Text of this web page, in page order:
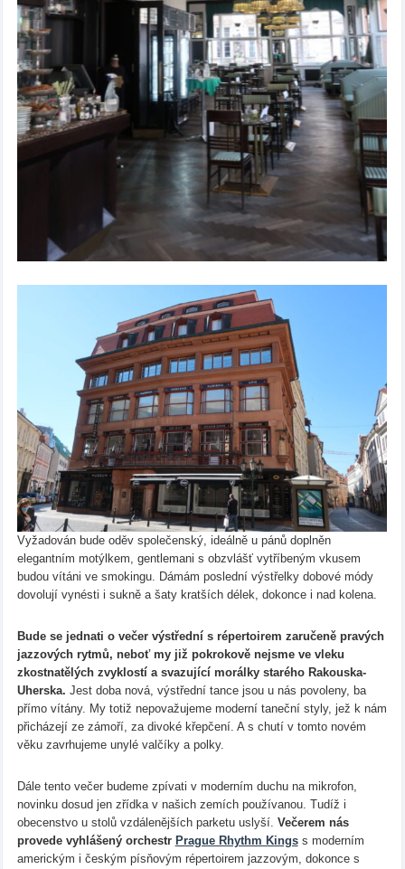
Vyžadován bude oděv společenský, ideálně u pánů doplněn
elegantním motýlkem, gentlemani s obzvlášť vytříbeným vkusem
budou vítáni ve smokingu. Dámám poslední výstřelky dobové módy
dovolují vynésti i sukně a šaty kratších délek, dokonce i nad kolena.
Bude se jednati o večer výstřední s répertoirem zaručeně pravých
jazzových rytmů, neboť my již pokrokově nejsme ve vleku
zkostnatělých zvyklostí a svazující morálky starého Rakouska-
Uherska. Jest doba nová, výstřední tance jsou u nás povoleny, ba
přímo vítány. My totiž nepovažujeme moderní taneční styly, jež k nám
přicházejí ze zámoří, za divoké křepčení. A s chutí v tomto novém
věku zavrhujeme unylé valčíky a polky.
Dále tento večer budeme zpívati v moderním duchu na mikrofon,
novinku dosud jen zřídka v našich zemích používanou. Tudíž i
obecenstvo u stolů vzdálenějších parketu uslyší. Večerem nás
provede vyhlášený orchestr Prague Rhythm Kingss moderním
americkým i českým písňovým répertoirem jazzovým, dokonce s